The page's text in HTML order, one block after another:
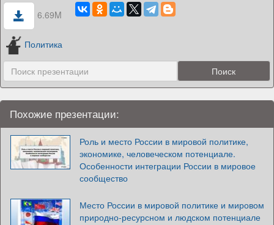
6.69M
Политика
Похожие презентации:
Роль и место России в мировой политике,
экономике, человеческом потенциале.
Особенности интеграции России в мировое
сообщество
Место России в мировой политике и мировом
природно-ресурсном и людском потенциале